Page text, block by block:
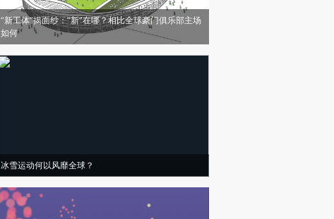
“新工体”揭面纱：“新”在哪？相比全球豪门俱乐部主场
如何
冰雪运动何以风靡全球？